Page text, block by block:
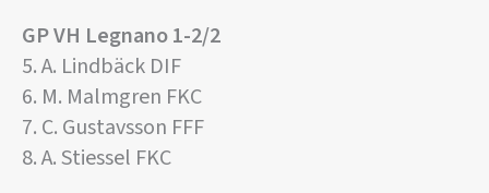
GP VH Legnano 1-2/2
5. A. Lindbäck DIF
6. M. Malmgren FKC
7. C. Gustavsson FFF
8. A. Stiessel FKC